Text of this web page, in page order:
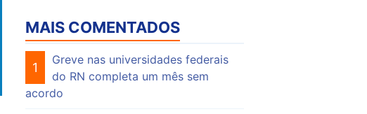
MAIS COMENTADOS
1
Greve nas universidades federais
do RN completa um mês sem
acordo